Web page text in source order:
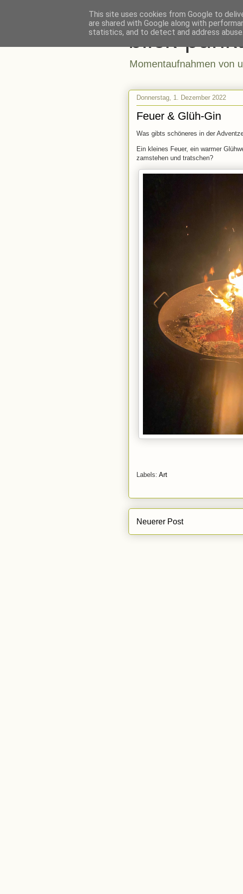
blick-
Momentaufnahmen von
Donnerstag, 1. Dezember 2022
Feuer & Glüh-Gin
Was gibts schöneres in der
Ein kleines Feuer, ein warmer
zamstehen und tratschen?
Labels: Art
Neuerer Post
This site uses cookies from Google to
are shared with Google along with
statistics, and to detect and address abuse.